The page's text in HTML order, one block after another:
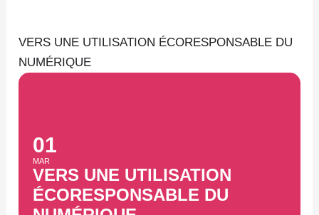
contenu
VERS UNE UTILISATION ÉCORESPONSABLE DU
NUMÉRIQUE
01
MAR
VERS UNE UTILISATION
ÉCORESPONSABLE DU